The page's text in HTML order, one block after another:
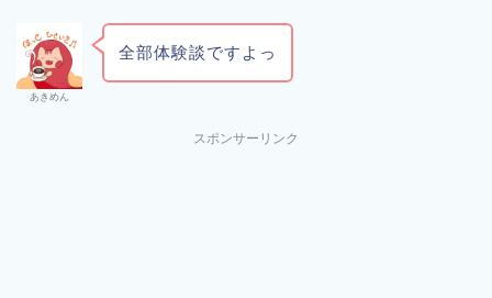
あきめん
全部体験談ですよっ
スポンサーリンク